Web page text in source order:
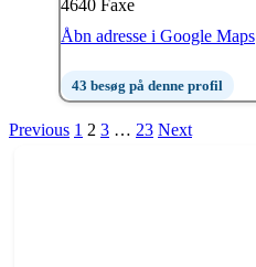
4640 Faxe
Åbn adresse i Google Maps
43 besøg på denne profil
Previous 1 2 3 … 23 Next